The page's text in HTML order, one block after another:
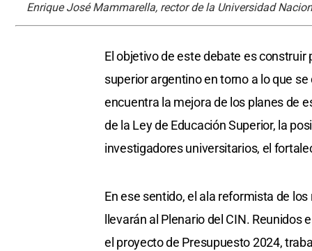
Enrique José Mammarella, rector de la Universidad
El objetivo de este debate es
superior argentino en torno a lo que
encuentra la mejora de los planes de
de la Ley de Educación Superior, la
investigadores universitarios, el
En ese sentido, el ala reformista de
llevarán al Plenario del CIN.
el proyecto de Presupuesto 2024,